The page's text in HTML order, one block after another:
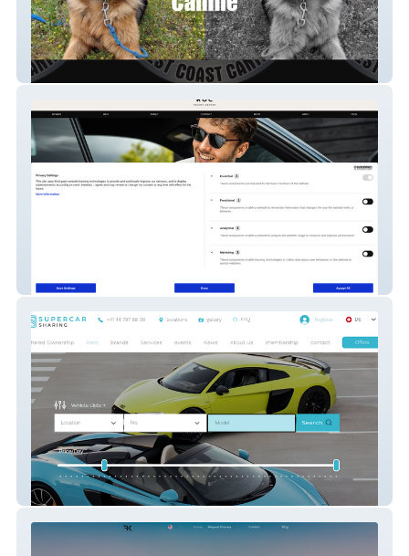
West Coast Canine
Roc Talent Agency
Supercar Sharing